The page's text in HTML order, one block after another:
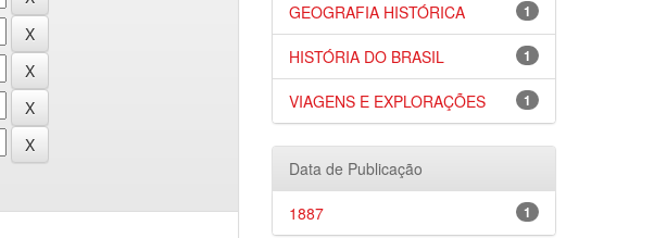
1
GEOGRAFIA HISTÓRICA
1
HISTÓRIA DO BRASIL
1
VIAGENS E EXPLORAÇÕES
Data de Publicação
1
1887